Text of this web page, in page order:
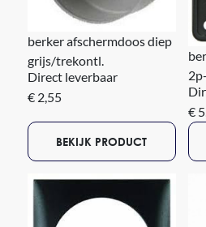
berker afschermdoos diep
grijs/trekontl.
Direct leverbaar
€ 2,55
BEKIJK PRODUCT
€